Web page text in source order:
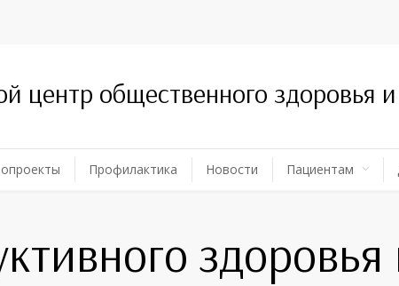
центр общественного
Профилактика Новости Пациентам
здоровья